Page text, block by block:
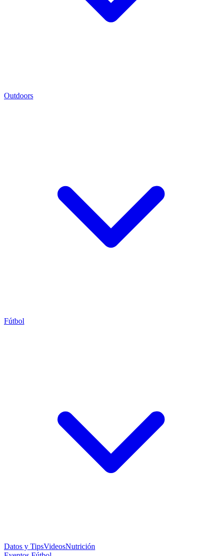
Outdoors
Fútbol
Datos y TipsVideosNutrición